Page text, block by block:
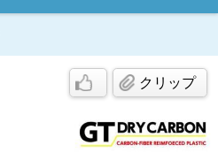
クリップ